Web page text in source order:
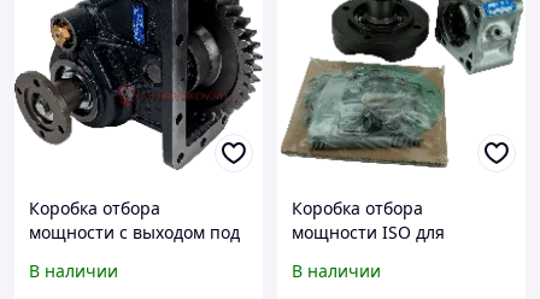
Коробка отбора
мощности с выходом под
КамАЗ, ЗиЛ (выход назад)
В наличии
Коробка отбора
мощности ISO для
КамАЗ 65111 с
В наличии